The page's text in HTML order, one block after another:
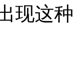
现这